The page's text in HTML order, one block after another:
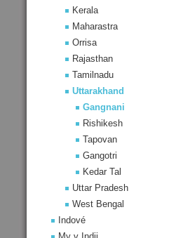
Kerala
Maharastra
Orrisa
Rajasthan
Tamilnadu
Uttarakhand
Gangnani
Rishikesh
Tapovan
Gangotri
Kedar Tal
Uttar Pradesh
West Bengal
Indové